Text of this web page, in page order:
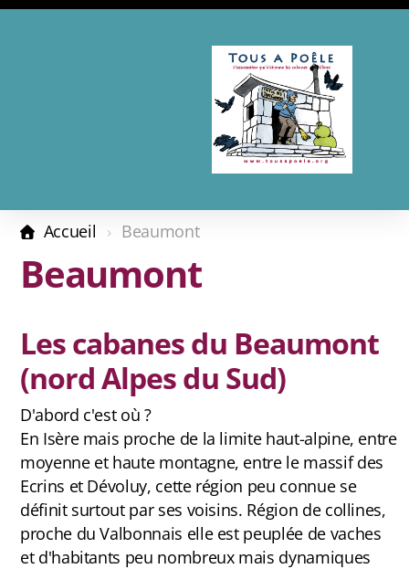
Accueil Beaumont
Beaumont
Les cabanes du Beaumont
(nord Alpes du Sud)
D'abord c'est où ?
En Isère mais proche de la limite haut-alpine, entre
moyenne et haute montagne, entre le massif des
Ecrins et Dévoluy, cette région peu connue se
définit surtout par ses voisins. Région de collines,
proche du Valbonnais elle est peuplée de vaches
et d'habitants peu nombreux mais dynamiques
Les complices
Revue de presse
Calendrier 2026
FAQ
Carte des cabanes
Bauges